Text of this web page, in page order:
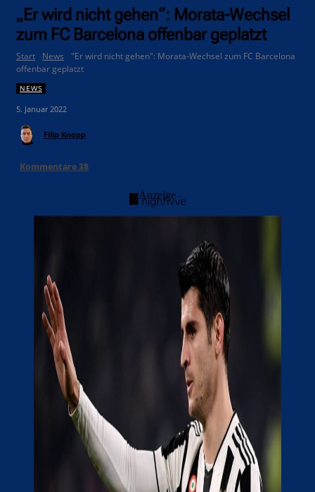
„Er wird nicht gehen“: Morata-Wechsel
zum FC Barcelona offenbar geplatzt
Start News
"Er wird nicht gehen": Morata-Wechsel zum FC Barcelona
offenbar geplatzt
NEWS
5. Januar 2022
Filip Knopp
Kommentare38
- Anzeige -